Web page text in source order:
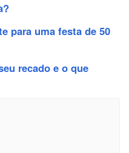
para uma festa de 50
recado e o que